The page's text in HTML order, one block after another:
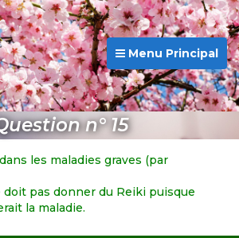
Menu Principal
n° 15
dans les maladies graves (par
doit pas donner du Reiki puisque
la maladie.